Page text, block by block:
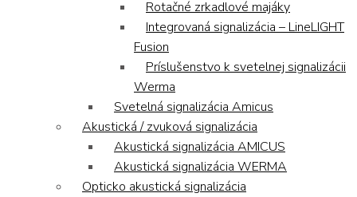
Rotačné zrkadlové majáky
Integrovaná signalizácia – LineLIGHT
Fusion
Príslušenstvo k svetelnej signalizácii
Werma
Svetelná signalizácia Amicus
Akustická / zvuková signalizácia
Akustická signalizácia AMICUS
Akustická signalizácia WERMA
Opticko akustická signalizácia